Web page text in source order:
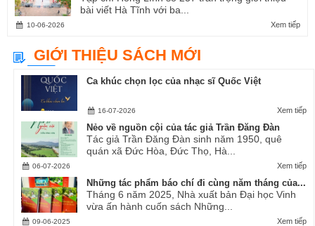
bài viết Hà Tĩnh với ba...
Xem tiếp
10-06-2026
GIỚI THIỆU SÁCH MỚI
Ca khúc chọn lọc của nhạc sĩ Quốc Việt
Xem tiếp
16-07-2026
Nẻo về nguồn cội của tác giả Trần Đăng Đàn
Tác giả Trần Đăng Đàn sinh năm 1950, quê
quán xã Đức Hòa, Đức Thọ, Hà...
Xem tiếp
06-07-2026
Những tác phẩm báo chí đi cùng năm tháng của...
Tháng 6 năm 2025, Nhà xuất bản Đại học Vinh
vừa ấn hành cuốn sách Những...
Xem tiếp
09-06-2025